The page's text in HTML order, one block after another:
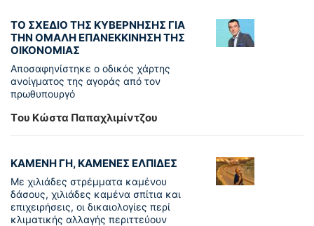
ΤΟ ΣΧΕΔΙΟ ΤΗΣ ΚΥΒΕΡΝΗΣΗΣ ΓΙΑ
ΤΗΝ ΟΜΑΛΗ ΕΠΑΝΕΚΚΙΝΗΣΗ ΤΗΣ
ΟΙΚΟΝΟΜΙΑΣ
Αποσαφηνίστηκε ο οδικός χάρτης
ανοίγματος της αγοράς από τον
πρωθυπουργό
Tου Κώστα Παπαχλιμίντζου
ΚΑΜΕΝΗ ΓΗ, ΚΑΜΕΝΕΣ ΕΛΠΙΔΕΣ
Με χιλιάδες στρέμματα καμένου
δάσους, χιλιάδες καμένα σπίτια και
επιχειρήσεις, οι δικαιολογίες περί
κλιματικής αλλαγής περιττεύουν